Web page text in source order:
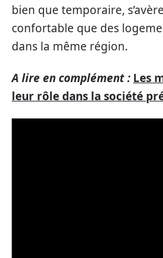
bien que temporaire,
confortable que des
dans la même région.
A lire en complément : Les
leur rôle dans la société